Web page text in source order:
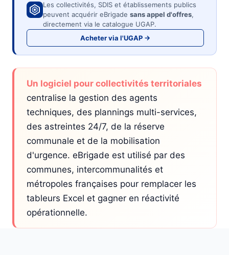
Les collectivités, SDIS et établissements publics
peuvent acquérir eBrigade sans appel d'offres,
directement via le catalogue UGAP.
Acheter via l'UGAP →
Un logiciel pour collectivités territoriales
centralise la gestion des agents
techniques, des plannings multi-services,
des astreintes 24/7, de la réserve
communale et de la mobilisation
d'urgence. eBrigade est utilisé par des
communes, intercommunalités et
métropoles françaises pour remplacer les
tableurs Excel et gagner en réactivité
opérationnelle.